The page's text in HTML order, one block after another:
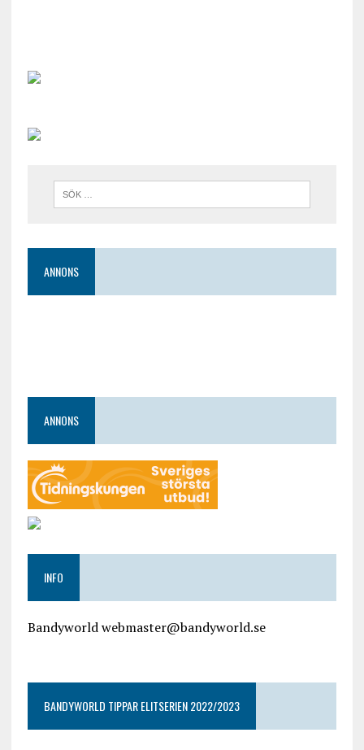
ANNONS
ANNONS
INFO
Bandyworld webmaster@bandyworld.se
BANDYWORLD TIPPAR ELITSERIEN 2022/2023